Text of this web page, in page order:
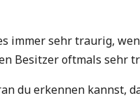
immer sehr traurig,
Besitzer oftmals sehr
du erkennen kannst,